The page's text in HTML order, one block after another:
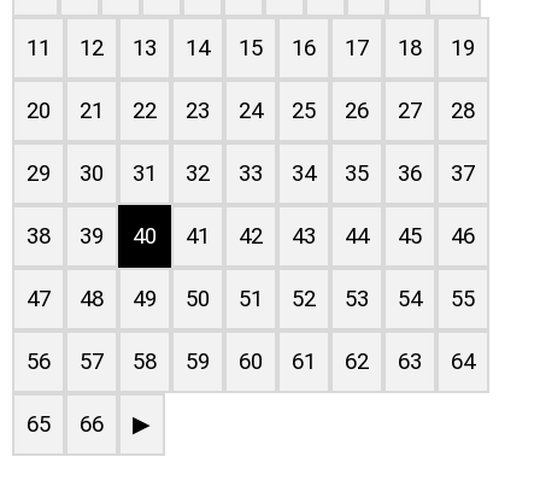
11 12 13 14 15 16 17 18 19
20 21 22 23 24 25 26 27 28
29 30 31 32 33 34 35 36 37
38 39 40 41 42 43 44 45 46
47 48 49 50 51 52 53 54 55
56 57 58 59 60 61 62 63 64
65 66 ▶